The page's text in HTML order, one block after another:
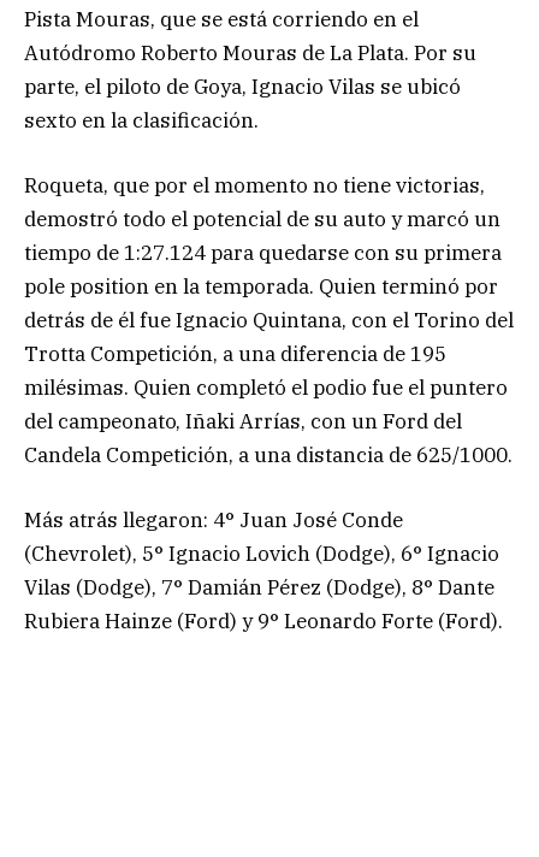
Pista Mouras, que se está corriendo en el
Autódromo Roberto Mouras de La Plata. Por su
parte, el piloto de Goya, Ignacio Vilas se ubicó
sexto en la clasificación.
Roqueta, que por el momento no tiene victorias,
demostró todo el potencial de su auto y marcó un
tiempo de 1:27.124 para quedarse con su primera
pole position en la temporada. Quien terminó por
detrás de él fue Ignacio Quintana, con el Torino del
Trotta Competición, a una diferencia de 195
milésimas. Quien completó el podio fue el puntero
del campeonato, Iñaki Arrías, con un Ford del
Candela Competición, a una distancia de 625/1000.
Más atrás llegaron: 4° Juan José Conde
(Chevrolet), 5° Ignacio Lovich (Dodge), 6° Ignacio
Vilas (Dodge), 7° Damián Pérez (Dodge), 8° Dante
Rubiera Hainze (Ford) y 9° Leonardo Forte (Ford).